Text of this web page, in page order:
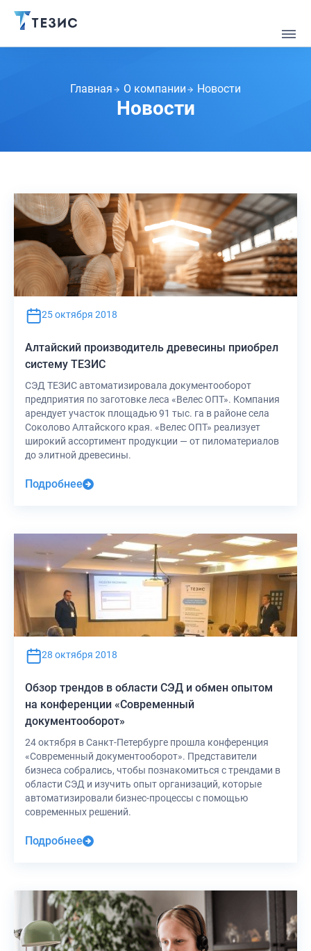
Главная О компании Новости
Новости
25 октября 2018
Алтайский производитель древесины приобрел
систему ТЕЗИС
СЭД ТЕЗИС автоматизировала документооборот
предприятия по заготовке леса «Велес ОПТ». Компания
арендует участок площадью 91 тыс. га в районе села
Соколово Алтайского края. «Велес ОПТ» реализует
широкий ассортимент продукции — от пиломатериалов
до элитной древесины.
Подробнее
28 октября 2018
Обзор трендов в области СЭД и обмен опытом
на конференции «Современный
документооборот»
24 октября в Санкт-Петербурге прошла конференция
«Современный документооборот». Представители
бизнеса собрались, чтобы познакомиться с трендами в
области СЭД и изучить опыт организаций, которые
автоматизировали бизнес-процессы с помощью
современных решений.
Подробнее